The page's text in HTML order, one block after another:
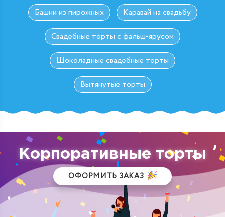
Башни из пирожных Каравай на свадьбу
Свадебные торты с фальш-ярусом
Шоколадные свадебные торты
Вытянутые торты
Корпоративные торты
ОФОРМИТЬ ЗАКАЗ